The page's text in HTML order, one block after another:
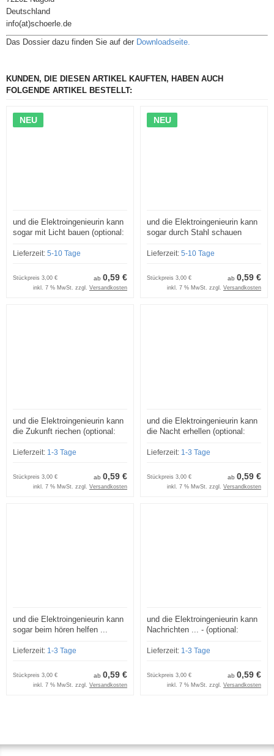
Deutschland
info(at)schoerle.de
Das Dossier dazu finden Sie auf der Downloadseite.
KUNDEN, DIE DIESEN ARTIKEL KAUFTEN, HABEN AUCH
FOLGENDE ARTIKEL BESTELLT:
NEU
und die Elektroingenieurin kann
sogar mit Licht bauen (optional:
Lizenzmodelle)
Lieferzeit: 5-10 Tage
ab 0,59 €
Stückpreis 3,00 €
inkl. 7 % MwSt. zzgl. Versandkosten
NEU
und die Elektroingenieurin kann
sogar durch Stahl schauen
Lizenzmodelle)
Lieferzeit: 5-10 Tage
ab 0,59 €
Stückpreis 3,00 €
inkl. 7 % MwSt. zzgl. Versandkosten
und die Elektroingenieurin kann
die Zukunft riechen (optional:
Lizenzmodelle)
Lieferzeit: 1-3 Tage
ab 0,59 €
Stückpreis 3,00 €
inkl. 7 % MwSt. zzgl. Versandkosten
und die Elektroingenieurin kann
die Nacht erhellen (optional:
Lizenzmodelle)
Lieferzeit: 1-3 Tage
ab 0,59 €
Stückpreis 3,00 €
inkl. 7 % MwSt. zzgl. Versandkosten
und die Elektroingenieurin kann
sogar beim hören helfen ...
Lizenzmodelle)
Lieferzeit: 1-3 Tage
ab 0,59 €
Stückpreis 3,00 €
inkl. 7 % MwSt. zzgl. Versandkosten
und die Elektroingenieurin kann
Nachrichten ... - (optional:
Lizenzmodelle)
Lieferzeit: 1-3 Tage
ab 0,59 €
Stückpreis 3,00 €
inkl. 7 % MwSt. zzgl. Versandkosten